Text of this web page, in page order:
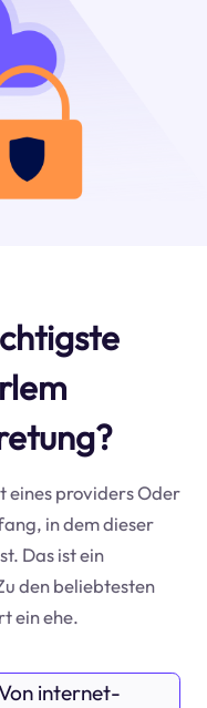
eines providers Oder
in dem dieser
Das ist ein
den beliebtesten
ein ehe.
internet-